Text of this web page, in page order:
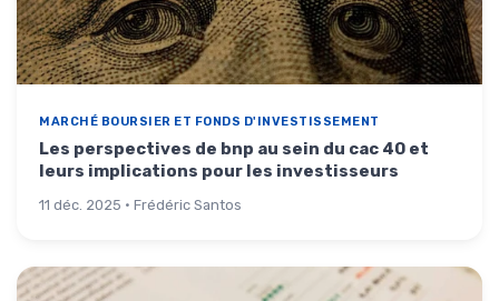
MARCHÉ BOURSIER ET FONDS D'INVESTISSEMENT
Les perspectives de bnp au sein du cac 40 et
leurs implications pour les investisseurs
11 déc. 2025 · Frédéric Santos